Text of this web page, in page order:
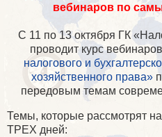
вебинаров по
С 11 по 13 октября ГК
проводит курс вебинаров
налогового и
хозяйственного права»
передовым темам
Темы, которые рассмотрят
ТРЕХ дней: